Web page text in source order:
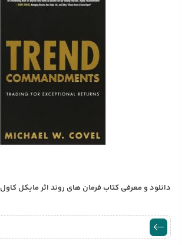
دانلود و معرفی کتاب فرمان های روند اثر مایکل کاول